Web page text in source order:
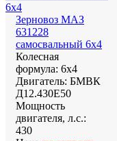
Зерновоз МАЗ
631228
самосвальный 6х4
Колесная
формула: 6х4
Двигатель: БМВК
Д12.430E50
Мощность
двигателя, л.с.:
430